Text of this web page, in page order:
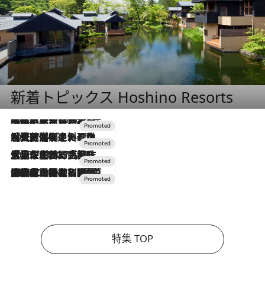
新着トピックス Hoshino Resorts
2026.7.31
【ホテル帰省】という選択肢をOMOが提案。家族とほどよい距離を保つには「昼は実家、夜は気兼ねなくホテルで！」
2026.7.24
【夏限定ディナーコース】旬を迎える稚鮎や花ズッキーニなどをイタリア・トスカーナの郷土料理の手法で満喫！
2026.7.17
「土佐和ハーブかき氷」がOMO7高知に登場！生姜、山椒、大葉など目にも舌にも涼を呼ぶ郷土の味
2026.7.10
NEW OPEN！【界 草津】名湯の地に誕生。趣の異なる2種の温泉と上州ならではの会席・蕎麦割烹など美食を味わう究極の癒やし旅
特集 TOP